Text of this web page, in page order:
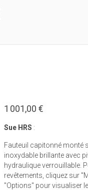
1 001,00 €
Sue HRS :
Fauteuil capitonné monté
inoxydable brillante avec
hydraulique verrouillable.
revêtements, cliquez sur
"Options" pour visualiser